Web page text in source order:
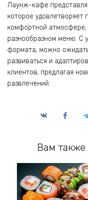
Лаунж-кафе
которое удовлетворяет
комфортной
разнообразном меню. С
формата, можно
развиваться и
клиентов, предлагая
развлечений.
Вам также